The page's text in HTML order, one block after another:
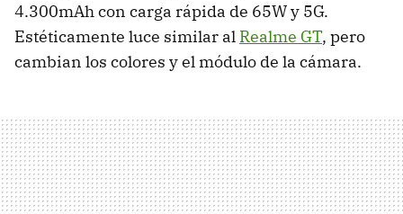
4.300mAh con carga rápida de 65W y 5G.
Estéticamente luce similar al Realme GT, pero
cambian los colores y el módulo de la cámara.